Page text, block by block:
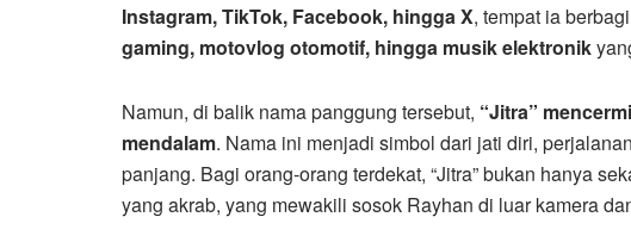
Instagram, TikTok, Facebook, hingga X, tempat ia
gaming, motovlog otomotif, hingga musik elektronik
Namun, di balik nama panggung tersebut, “Jitra”
mendalam. Nama ini menjadi simbol dari jati diri,
panjang. Bagi orang-orang terdekat, “Jitra” bukan hanya
yang akrab, yang mewakili sosok Rayhan di luar kamera